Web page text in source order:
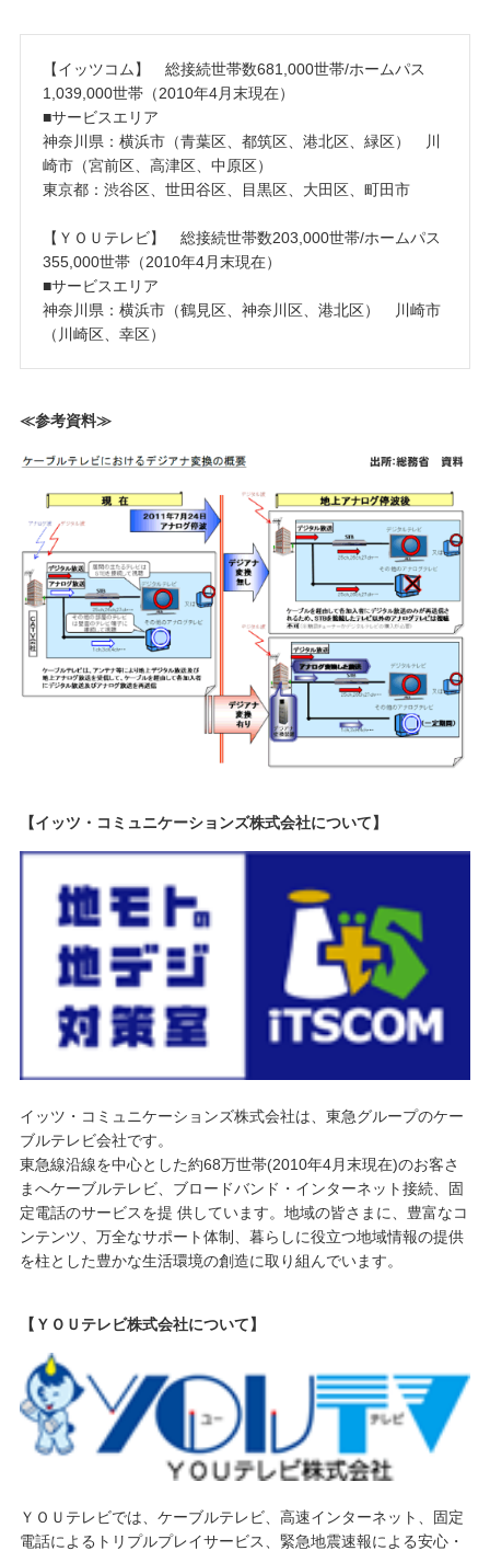
【イッツコム】 総接続世帯数681,000世帯/ホームパス
1,039,000世帯（2010年4月末現在）
■サービスエリア
神奈川県：横浜市（青葉区、都筑区、港北区、緑区） 川
崎市（宮前区、高津区、中原区）
東京都：渋谷区、世田谷区、目黒区、大田区、町田市
【ＹＯＵテレビ】 総接続世帯数203,000世帯/ホームパス
355,000世帯（2010年4月末現在）
■サービスエリア
神奈川県：横浜市（鶴見区、神奈川区、港北区） 川崎市
（川崎区、幸区）
≪参考資料≫
【イッツ・コミュニケーションズ株式会社について】
イッツ・コミュニケーションズ株式会社は、東急グループのケー
ブルテレビ会社です。
東急線沿線を中心とした約68万世帯(2010年4月末現在)のお客さ
まへケーブルテレビ、ブロードバンド・インターネット接続、固
定電話のサービスを提 供しています。地域の皆さまに、豊富なコ
ンテンツ、万全なサポート体制、暮らしに役立つ地域情報の提供
を柱とした豊かな生活環境の創造に取り組んでいます。
【ＹＯＵテレビ株式会社について】
ＹＯＵテレビでは、ケーブルテレビ、高速インターネット、固定
電話によるトリプルプレイサービス、緊急地震速報による安心・